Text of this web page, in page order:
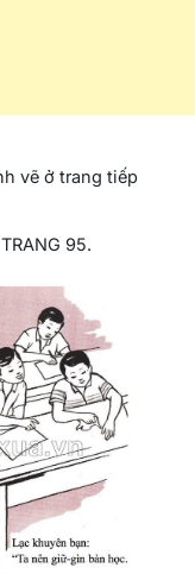
vẽ ở trang tiếp
95.